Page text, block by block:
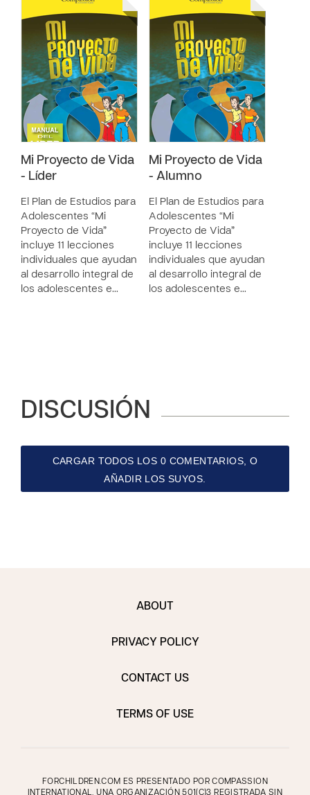
Mi Proyecto de Vida
- Líder
El Plan de Estudios para
Adolescentes “Mi
Proyecto de Vida”
incluye 11 lecciones
individuales que ayudan
al desarrollo integral de
los adolescentes e…
Mi Proyecto de Vida
- Alumno
El Plan de Estudios para
Adolescentes “Mi
Proyecto de Vida”
incluye 11 lecciones
individuales que ayudan
al desarrollo integral de
los adolescentes e…
DISCUSIÓN
CARGAR TODOS LOS 0 COMENTARIOS, O
AÑADIR LOS SUYOS.
ABOUT
PRIVACY POLICY
CONTACT US
TERMS OF USE
FORCHILDREN.COM ES PRESENTADO POR COMPASSION
INTERNATIONAL, UNA ORGANIZACIÓN 501(C)3 REGISTRADA SIN